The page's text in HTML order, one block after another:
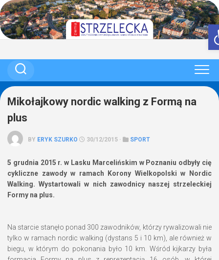
Skip
to
content
Mikołajkowy nordic walking z Formą na
plus
BY ERYK SZURKO 30/12/2015 · SPORT
5 grudnia 2015 r. w Lasku Marcelińskim w Poznaniu odbyły cię
cykliczne zawody w ramach Korony Wielkopolski w Nordic
Walking. Wystartowali w nich zawodnicy naszej strzeleckiej
Formy na plus.
Na starcie stanęło ponad 300 zawodników, którzy rywalizowali nie
tylko w ramach nordic walking (dystans 5 i 10 km), ale również w
biegu, w którym do pokonania było 10 km. Wśród kijkarzy była